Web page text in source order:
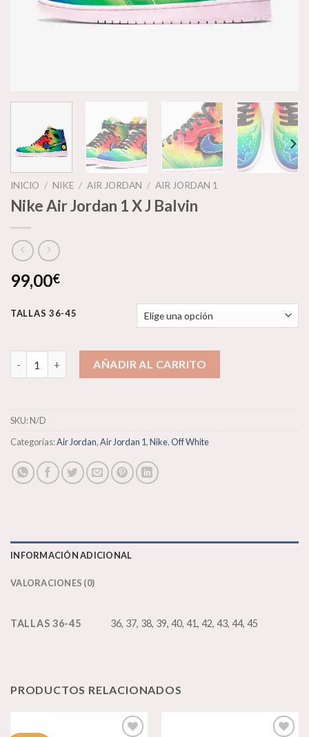
INICIO / NIKE / AIR JORDAN / AIR JORDAN 1
Nike Air Jordan 1 X J Balvin
99,00€
TALLAS 36-45
Nike Air Jordan 1 X J Balvin cantidad
AÑADIR AL CARRITO
SKU:N/D
Categorías:Air Jordan,Air Jordan 1,Nike,Off White
INFORMACIÓN ADICIONAL
VALORACIONES (0)
TALLAS 36-45 36, 37, 38, 39, 40, 41, 42, 43, 44, 45
PRODUCTOS RELACIONADOS